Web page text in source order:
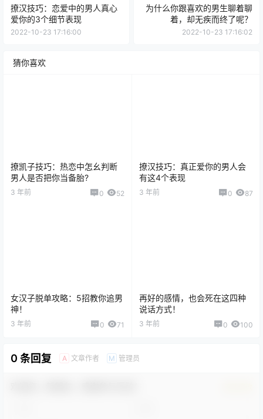
撩汉技巧：恋爱中的男人真心
爱你的3个细节表现
2022-10-23 17:16:00
为什么你跟喜欢的男生聊着聊
着，却无疾而终了呢？
2022-10-23 17:16:02
猜你喜欢
撩凯子技巧：热恋中怎幺判断
男人是否把你当备胎?
3 年前 0 52
撩汉技巧：真正爱你的男人会
有这4个表现
3 年前 0 87
女汉子脱单攻略：5招教你追男
神！
3 年前 0 71
再好的感情，也会死在这四种
说话方式！
3 年前 0 100
0 条回复 A 文章作者 M 管理员